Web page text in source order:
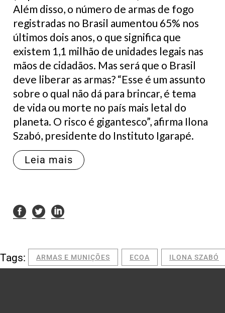
Além disso, o número de armas de fogo
registradas no Brasil aumentou 65% nos
últimos dois anos, o que significa que
existem 1,1 milhão de unidades legais nas
mãos de cidadãos. Mas será que o Brasil
deve liberar as armas? “Esse é um assunto
sobre o qual não dá para brincar, é tema
de vida ou morte no país mais letal do
planeta. O risco é gigantesco”, afirma Ilona
Szabó, presidente do Instituto Igarapé.
Leia mais
Tags: ARMAS E MUNIÇÕES ECOA ILONA SZABÓ